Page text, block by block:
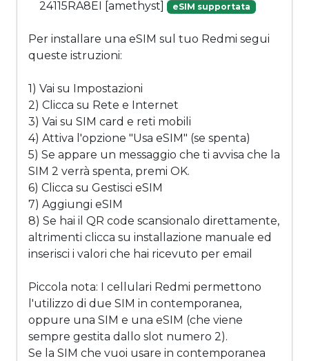
24115RA8EI [amethyst] eSIM supportata
Per installare una eSIM sul tuo Redmi segui
queste istruzioni:
1) Vai su Impostazioni
2) Clicca su Rete e Internet
3) Vai su SIM card e reti mobili
4) Attiva l'opzione "Usa eSIM" (se spenta)
5) Se appare un messaggio che ti avvisa che la
SIM 2 verrà spenta, premi OK.
6) Clicca su Gestisci eSIM
7) Aggiungi eSIM
8) Se hai il QR code scansionalo direttamente,
altrimenti clicca su installazione manuale ed
inserisci i valori che hai ricevuto per email
Piccola nota: I cellulari Redmi permettono
l'utilizzo di due SIM in contemporanea,
oppure una SIM e una eSIM (che viene
sempre gestita dallo slot numero 2).
Se la SIM che vuoi usare in contemporanea